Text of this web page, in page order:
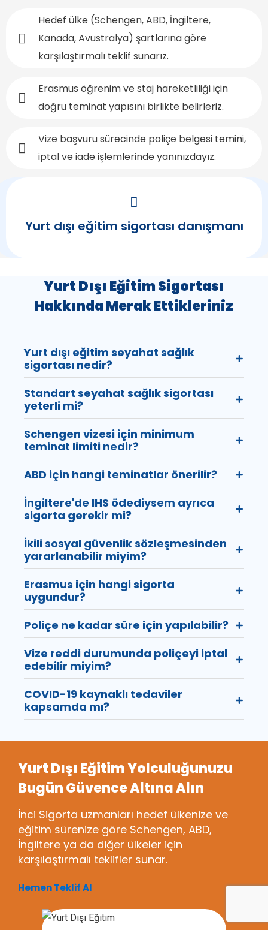
Hedef ülke (Schengen, ABD, İngiltere,
Kanada, Avustralya) şartlarına göre
karşılaştırmalı teklif sunarız.
Erasmus öğrenim ve staj hareketliliği için
doğru teminat yapısını birlikte belirleriz.
Vize başvuru sürecinde poliçe belgesi temini,
iptal ve iade işlemlerinde yanınızdayız.
Yurt dışı eğitim sigortası danışmanı
Yurt Dışı Eğitim Sigortası
Hakkında Merak Ettikleriniz
Yurt dışı eğitim seyahat sağlık
sigortası nedir?
Standart seyahat sağlık sigortası
yeterli mi?
Schengen vizesi için minimum
teminat limiti nedir?
ABD için hangi teminatlar önerilir?
İngiltere'de IHS ödediysem ayrıca
sigorta gerekir mi?
İkili sosyal güvenlik sözleşmesinden
yararlanabilir miyim?
Erasmus için hangi sigorta
uygundur?
Poliçe ne kadar süre için yapılabilir?
Vize reddi durumunda poliçeyi iptal
edebilir miyim?
COVID-19 kaynaklı tedaviler
kapsamda mı?
Yurt Dışı Eğitim Yolculuğunuzu
Bugün Güvence Altına Alın
İnci Sigorta uzmanları hedef ülkenize ve
eğitim sürenize göre Schengen, ABD,
İngiltere ya da diğer ülkeler için
karşılaştırmalı teklifler sunar.
Hemen Teklif Al